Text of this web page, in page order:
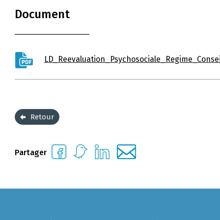
Document
Retour
Partager